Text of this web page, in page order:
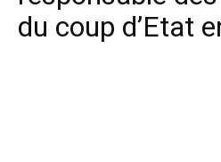
du coup d’Etat